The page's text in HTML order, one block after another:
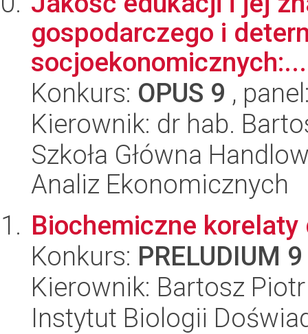
gospodarczego i
socjoekonomicznych:...
Konkurs: OPUS 9 ,
Kierownik: dr hab.
Szkoła Główna
Analiz Ekonomicznych
Biochemiczne
Konkurs: PRELUDIUM 9
Kierownik: Bartosz
Instytut Biologii